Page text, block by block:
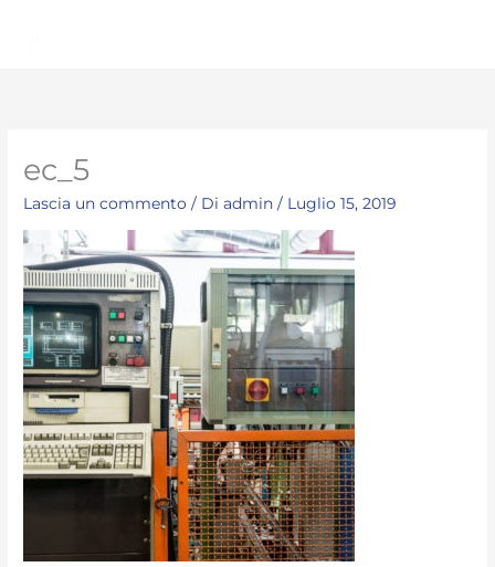
ec_5
Lascia un commento / Diadmin/ Luglio 15, 2019